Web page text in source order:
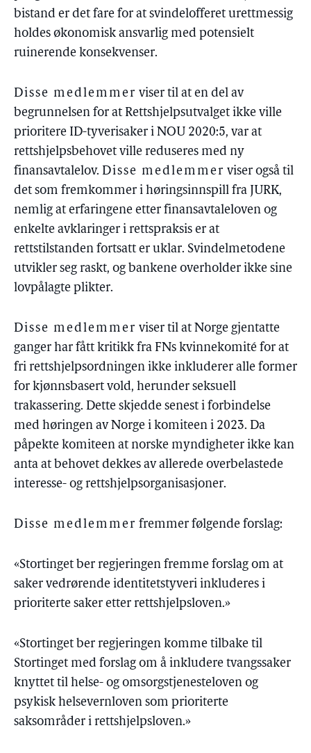
bistand er det fare for at svindelofferet urettmessig
holdes økonomisk ansvarlig med potensielt
ruinerende konsekvenser.
Disse medlemmer viser til at en del av
begrunnelsen for at Rettshjelpsutvalget ikke ville
prioritere ID-tyverisaker i NOU 2020:5, var at
rettshjelpsbehovet ville reduseres med ny
finansavtalelov. Disse medlemmer viser også til
det som fremkommer i høringsinnspill fra JURK,
nemlig at erfaringene etter finansavtaleloven og
enkelte avklaringer i rettspraksis er at
rettstilstanden fortsatt er uklar. Svindelmetodene
utvikler seg raskt, og bankene overholder ikke sine
lovpålagte plikter.
Disse medlemmer viser til at Norge gjentatte
ganger har fått kritikk fra FNs kvinnekomité for at
fri rettshjelpsordningen ikke inkluderer alle former
for kjønnsbasert vold, herunder seksuell
trakassering. Dette skjedde senest i forbindelse
med høringen av Norge i komiteen i 2023. Da
påpekte komiteen at norske myndigheter ikke kan
anta at behovet dekkes av allerede overbelastede
interesse- og rettshjelpsorganisasjoner.
Disse medlemmer fremmer følgende forslag:
«Stortinget ber regjeringen fremme forslag om at
saker vedrørende identitetstyveri inkluderes i
prioriterte saker etter rettshjelpsloven.»
«Stortinget ber regjeringen komme tilbake til
Stortinget med forslag om å inkludere tvangssaker
knyttet til helse- og omsorgstjenesteloven og
psykisk helsevernloven som prioriterte
saksområder i rettshjelpsloven.»